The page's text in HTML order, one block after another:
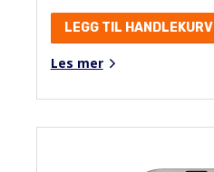
LEGG TIL HANDLEKURV
Les mer